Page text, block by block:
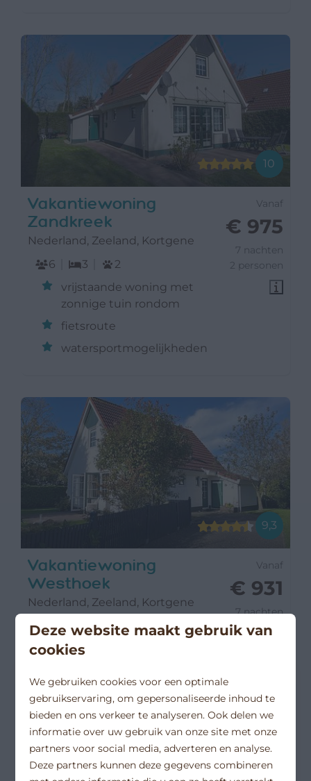
10
Vanaf
€ 975
7 nachten
2 personen
Vakantiewoning
Zandkreek
Nederland, Zeeland, Kortgene
6
3
2
vrijstaande woning met
zonnige tuin rondom
fietsroute
watersportmogelijkheden
9,3
Vanaf
€ 931
7 nachten
2 personen
Vakantiewoning
Westhoek
Nederland, Zeeland, Kortgene
6
3
2
privé oprit
zonnige tuin rondom
Deze website maakt gebruik van
cookies
We gebruiken cookies voor een optimale
gebruikservaring, om gepersonaliseerde inhoud te
bieden en ons verkeer te analyseren. Ook delen we
informatie over uw gebruik van onze site met onze
partners voor social media, adverteren en analyse.
Deze partners kunnen deze gegevens combineren